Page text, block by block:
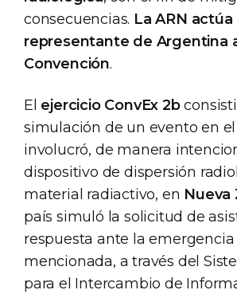
consecuencias. La ARN
representante de Argentina
Convención.
El ejercicio ConvEx 2b
simulación de un evento en
involucró, de manera
dispositivo de dispersión
material radiactivo, en Nueva
país simuló la solicitud de
respuesta ante la
mencionada, a través del
para el Intercambio de